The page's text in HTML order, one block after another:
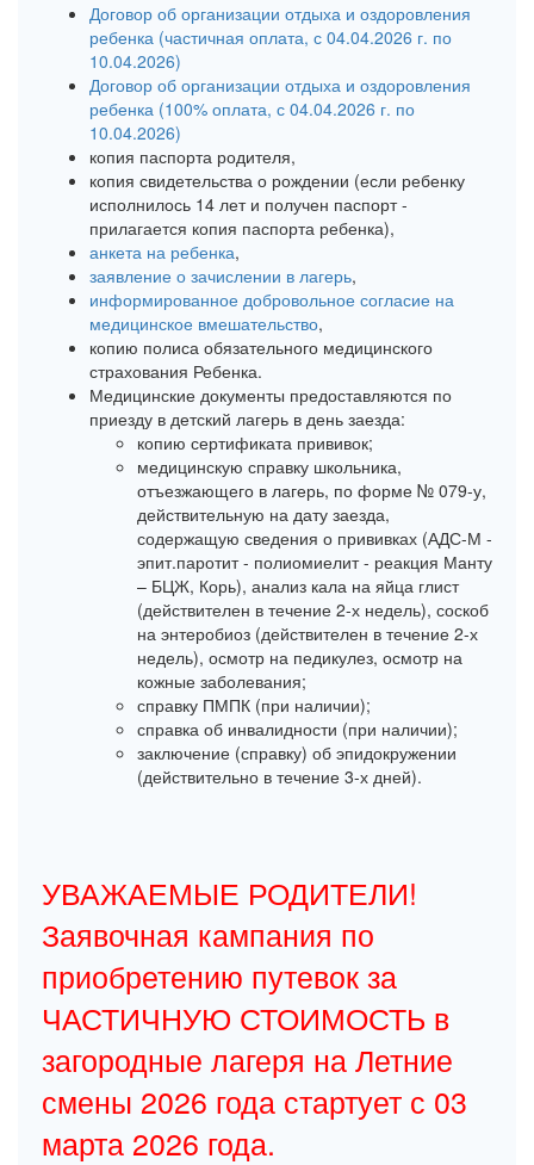
Договор об организации отдыха и оздоровления
ребенка (частичная оплата, с 04.04.2026 г. по
10.04.2026)
Договор об организации отдыха и оздоровления
ребенка (100% оплата, с 04.04.2026 г. по
10.04.2026)
копия паспорта родителя,
копия свидетельства о рождении (если ребенку
исполнилось 14 лет и получен паспорт -
прилагается копия паспорта ребенка),
анкета на ребенка,
заявление о зачислении в лагерь,
информированное добровольное согласие на
медицинское вмешательство,
копию полиса обязательного медицинского
страхования Ребенка.
Медицинские документы предоставляются по
приезду в детский лагерь в день заезда:
копию сертификата прививок;
медицинскую справку школьника,
отъезжающего в лагерь, по форме № 079-у,
действительную на дату заезда,
содержащую сведения о прививках (АДС-М -
эпит.паротит - полиомиелит - реакция Манту
– БЦЖ, Корь), анализ кала на яйца глист
(действителен в течение 2-х недель), соскоб
на энтеробиоз (действителен в течение 2-х
недель), осмотр на педикулез, осмотр на
кожные заболевания;
справку ПМПК (при наличии);
справка об инвалидности (при наличии);
заключение (справку) об эпидокружении
(действительно в течение 3-х дней).
УВАЖАЕМЫЕ РОДИТЕЛИ!
Заявочная кампания по
приобретению путевок за
ЧАСТИЧНУЮ СТОИМОСТЬ в
загородные лагеря на Летние
смены 2026 года стартует с 03
марта 2026 года.